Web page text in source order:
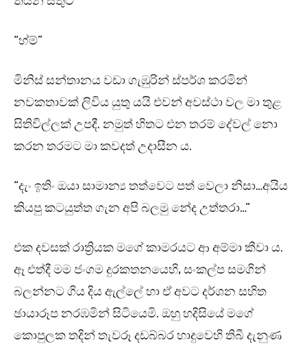
“හ්ම්”
මිනිස් සන්තානය වඩා ගැඹුරින් ස්පර්ශ කරමින්
නවකතාවක් ලිවිය යුතු යයි එවන් අවස්ථා වල මා තුළ
සිතිවිල්ලක් උපදී. නමුත් හිතට එන තරම් දේවල් නො
කරන තරමට මා කවදත් උදාසීන ය.
“දැං ඉතිං ඔයා සාමාන්‍ය තත්වෙට පත් වෙලා නිසා…අයිය
කියපු කටයුත්ත ගැන අපි බලමු නේද උත්තරා…”
එක දවසක් රාත්‍රියක මගේ කාමරයට ආ අම්මා කීවා ය.
ඈ එත්දී මම ජංගම දුරකතනයෙහි, සංකල්ප සමගින්
බලන්නට ගිය දිය ඇල්ලේ හා ඒ අවට දර්ශන සහිත
ඡායාරූප නරඹමින් සිටියෙමි. ඔහු හදිසියේ මගේ
කොපුලක තදින් තැවරූ දඩබ්බර හාදුවෙහි තිබී දැනුණ